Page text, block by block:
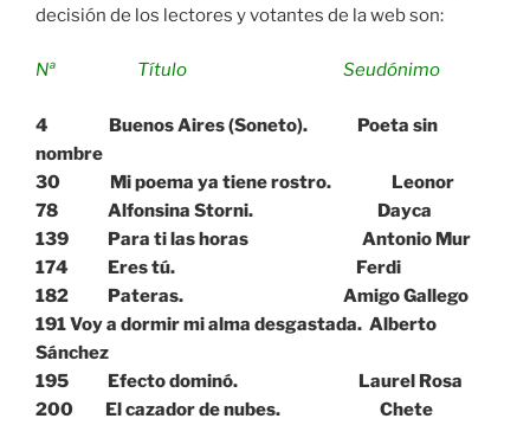
decisión de los lectores y votantes de la web son:
Nª Título Seudónimo
4 Buenos Aires (Soneto). Poeta sin
nombre
30 Mi poema ya tiene rostro. Leonor
78 Alfonsina Storni. Dayca
139 Para ti las horas Antonio Mur
174 Eres tú. Ferdi
182 Pateras. Amigo Gallego
191 Voy a dormir mi alma desgastada. Alberto
Sánchez
195 Efecto dominó. Laurel Rosa
200 El cazador de nubes. Chete